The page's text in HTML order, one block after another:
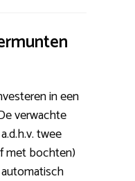
in een
verwachte
twee
met bochten)